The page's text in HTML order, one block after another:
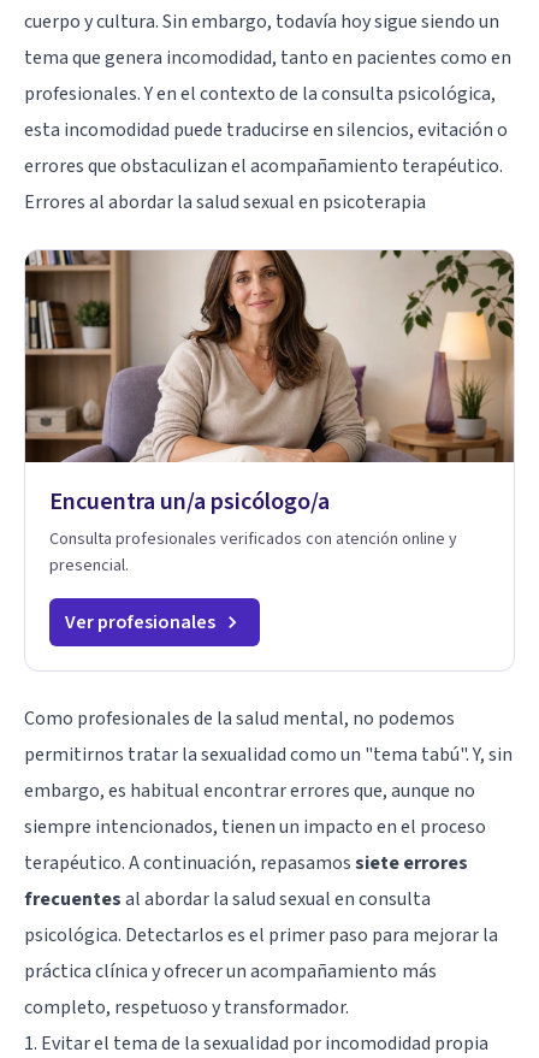
cuerpo y cultura. Sin embargo, todavía hoy sigue siendo un
tema que genera incomodidad, tanto en pacientes como en
profesionales. Y en el contexto de la consulta psicológica,
esta incomodidad puede traducirse en silencios, evitación o
errores que obstaculizan el acompañamiento terapéutico.
Errores al abordar la salud sexual en psicoterapia
Encuentra un/a psicólogo/a
Consulta profesionales verificados con atención online y
presencial.
Ver profesionales
Como profesionales de la salud mental, no podemos
permitirnos tratar la sexualidad como un "tema tabú". Y, sin
embargo, es habitual encontrar errores que, aunque no
siempre intencionados, tienen un impacto en el proceso
terapéutico. A continuación, repasamossiete errores
frecuentesal abordar la salud sexual en consulta
psicológica. Detectarlos es el primer paso para mejorar la
práctica clínica y ofrecer un acompañamiento más
completo, respetuoso y transformador.
1. Evitar el tema de la sexualidad por incomodidad propia